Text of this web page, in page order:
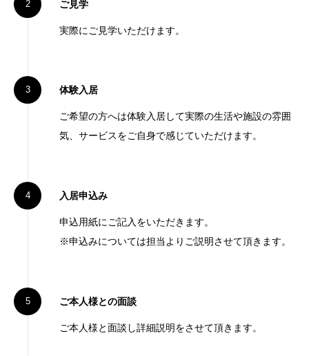
ご見学
実際にご見学いただけます。
体験入居
ご希望の方へは体験入居して実際の生活や施設の雰囲
気、サービスをご自身で感じていただけます。
入居申込み
申込用紙にご記入をいただきます。
※申込みについては担当よりご説明させて頂きます。
ご本人様との面談
ご本人様と面談し詳細説明をさせて頂きます。